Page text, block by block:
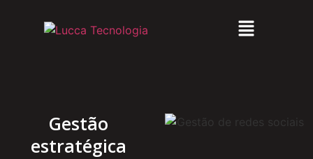
Gestão
estratégica